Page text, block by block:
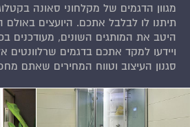
מגוון הדגמים של מקלחוני סאונה
תיתנו לו לבלבל אתכם. היועצים באולם
היטב את המותגים השונים, מעודכנים
ויידעו למקד אתכם בדגמים שרלוונטים
סגנון העיצוב וטווח המחירים שאתם